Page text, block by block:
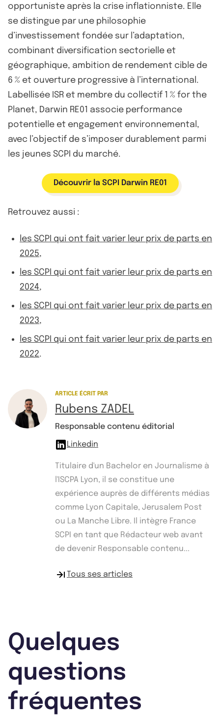
opportuniste après la crise inflationniste. Elle
se distingue par une philosophie
d’investissement fondée sur l’adaptation,
combinant diversification sectorielle et
géographique, ambition de rendement cible de
6 % et ouverture progressive à l’international.
Labellisée ISR et membre du collectif 1 % for the
Planet, Darwin RE01 associe performance
potentielle et engagement environnemental,
avec l’objectif de s’imposer durablement parmi
les jeunes SCPI du marché.
Découvrir la SCPI Darwin RE01
Retrouvez aussi :
les SCPI qui ont fait varier leur prix de parts en
2025,
les SCPI qui ont fait varier leur prix de parts en
2024,
les SCPI qui ont fait varier leur prix de parts en
2023,
les SCPI qui ont fait varier leur prix de parts en
2022.
ARTICLE ÉCRIT PAR
Rubens ZADEL
Responsable contenu éditorial
Linkedin
Titulaire d'un Bachelor en Journalisme à
l'ISCPA Lyon, il se constitue une
expérience auprès de différents médias
comme Lyon Capitale, Jerusalem Post
ou La Manche Libre. Il intègre France
SCPI en tant que Rédacteur web avant
de devenir Responsable contenu...
Tous ses articles
Quelques
questions
fréquentes